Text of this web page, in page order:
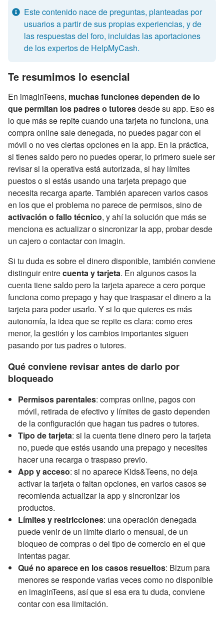
Este contenido nace de preguntas, planteadas por
usuarios a partir de sus propias experiencias, y de
las respuestas del foro, incluidas las aportaciones
de los expertos de HelpMyCash.
Te resumimos lo esencial
En imaginTeens, muchas funciones dependen de lo
que permitan los padres o tutoresdesde su app. Eso es
lo que más se repite cuando una tarjeta no funciona, una
compra online sale denegada, no puedes pagar con el
móvil o no ves ciertas opciones en la app. En la práctica,
si tienes saldo pero no puedes operar, lo primero suele ser
revisar si la operativa está autorizada, si hay límites
puestos o si estás usando una tarjeta prepago que
necesita recarga aparte. También aparecen varios casos
en los que el problema no parece de permisos, sino de
activación o fallo técnico, y ahí la solución que más se
menciona es actualizar o sincronizar la app, probar desde
un cajero o contactar con imagin.
Si tu duda es sobre el dinero disponible, también conviene
distinguir entrecuenta y tarjeta. En algunos casos la
cuenta tiene saldo pero la tarjeta aparece a cero porque
funciona como prepago y hay que traspasar el dinero a la
tarjeta para poder usarlo. Y si lo que quieres es más
autonomía, la idea que se repite es clara: como eres
menor, la gestión y los cambios importantes siguen
pasando por tus padres o tutores.
Qué conviene revisar antes de darlo por
bloqueado
Permisos parentales: compras online, pagos con
móvil, retirada de efectivo y límites de gasto dependen
de la configuración que hagan tus padres o tutores.
Tipo de tarjeta: si la cuenta tiene dinero pero la tarjeta
no, puede que estés usando una prepago y necesites
hacer una recarga o traspaso previo.
App y acceso: si no aparece Kids&Teens, no deja
activar la tarjeta o faltan opciones, en varios casos se
recomienda actualizar la app y sincronizar los
productos.
Límites y restricciones: una operación denegada
puede venir de un límite diario o mensual, de un
bloqueo de compras o del tipo de comercio en el que
intentas pagar.
Qué no aparece en los casos resueltos: Bizum para
menores se responde varias veces como no disponible
en imaginTeens, así que si esa era tu duda, conviene
contar con esa limitación.